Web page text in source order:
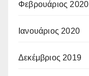
Φεβρουάριος 2020
Ιανουάριος 2020
Δεκέμβριος 2019